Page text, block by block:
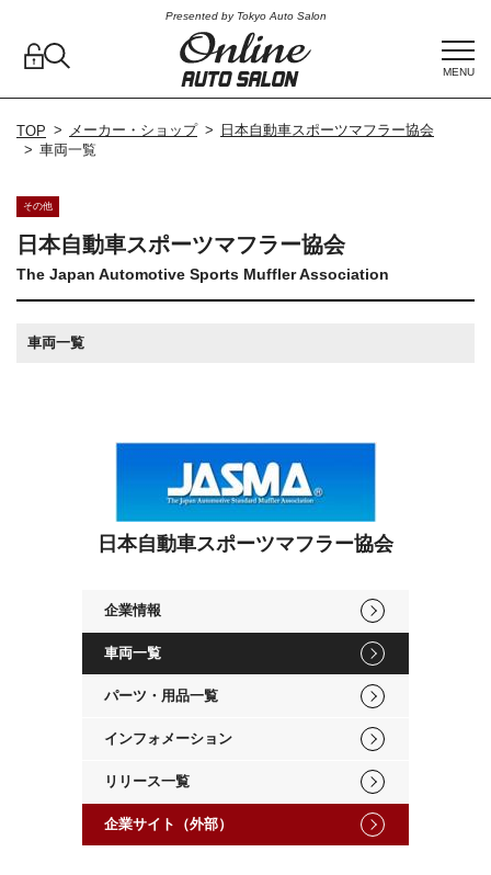
Presented by Tokyo Auto Salon
MENU
TOP メーカー・ショップ
日本自動車スポーツマフラー協会
車両一覧
その他
日本自動車スポーツマフラー協会
The Japan Automotive Sports Muffler Association
車両一覧
日本自動車スポーツマフラー協会
企業情報
車両一覧
パーツ・用品一覧
インフォメーション
リリース一覧
企業サイト（外部）